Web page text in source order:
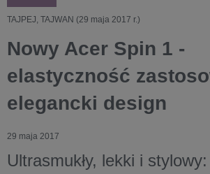
TAJPEJ, TAJWAN (29 maja 2017 r.)
Nowy Acer Spin 1 -
elastyczność
elegancki design
29 maja 2017
Ultrasmukły, lekki i